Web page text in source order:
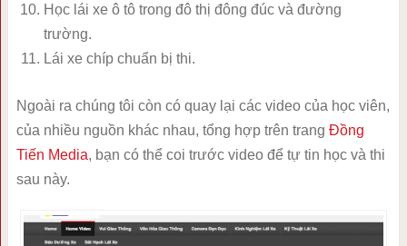
Học lái xe ô tô trong đô thị đông đúc và đường
trường.
Lái xe chíp chuẩn bị thi.
Ngoài ra chúng tôi còn có quay lại các video của học viên,
của nhiều nguồn khác nhau, tổng hợp trên trang Đồng
Tiến Media, bạn có thể coi trước video để tự tin học và thi
sau này.